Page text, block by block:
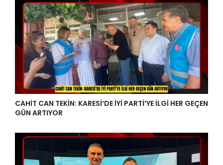
CAHİT CAN TEKİN: KARESİ’DE İYİ PARTİ’YE İLGİ HER GEÇEN
GÜN ARTIYOR